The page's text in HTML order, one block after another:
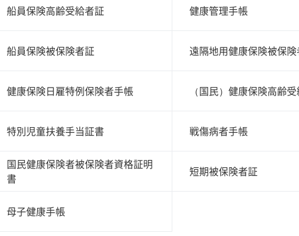
船員保険高齢受給者証 健康管理手帳
船員保険被保険者証 遠隔地用健康保険被保険
健康保険日雇特例保険者手帳 （国民）健康保険高齢
特別児童扶養手当証書 戦傷病者手帳
国民健康保険者被保険者資格証明
書
短期被保険者証
母子健康手帳